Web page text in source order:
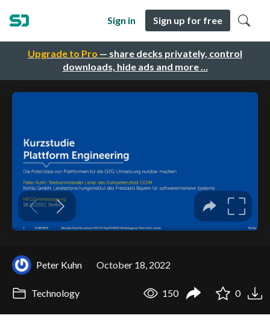
Upgrade to Pro — share decks privately, control
downloads, hide ads and more …
Sign in Sign up for free
Peter Kuhn October 18, 2022
Technology 150 0